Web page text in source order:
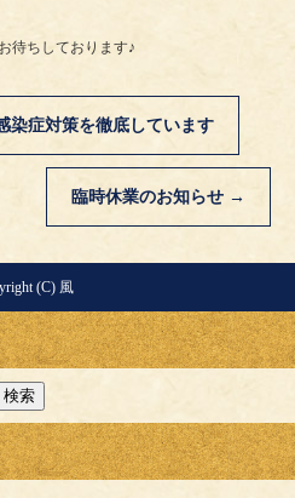
待ちしております♪
染症対策を徹底しています
臨時休業のお知らせ →
(C) 風